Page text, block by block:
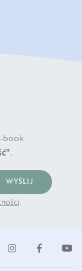
book
.
WYŚLIJ
.